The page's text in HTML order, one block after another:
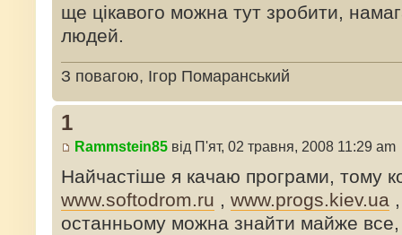
ще цікавого можна тут зробити,
людей.
З повагою, Ігор Помаранський
1
Rammstein85 від П'ят, 02 травня, 2008 11:29 am
Найчастіше я качаю програми, тому
www.softodrom.ru , www.progs.kiev.ua
останньому можна знайти майже все,